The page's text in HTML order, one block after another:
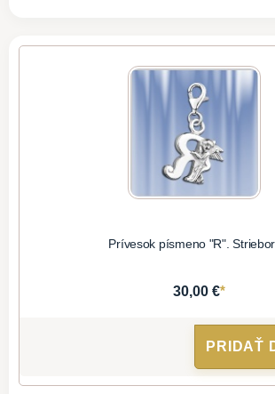
Prívesok písmeno "R".
30,00 €*
PRIDAŤ